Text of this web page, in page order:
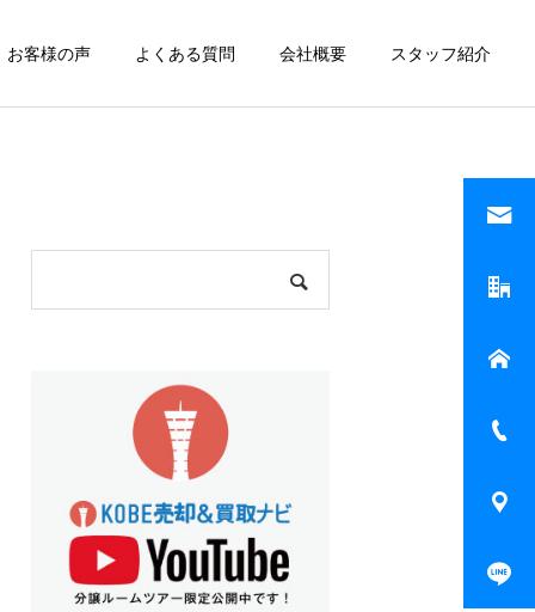
お客様の声 よくある質問 会社概要 スタッフ紹介